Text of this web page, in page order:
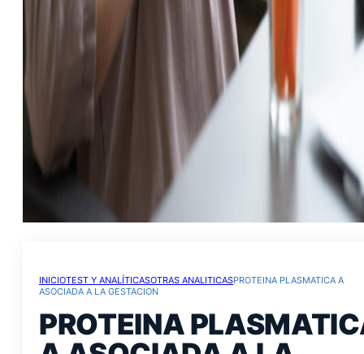
INICIOTEST Y ANALÍTICASOTRAS ANALITICASPROTEINA PLASMATICA A
ASOCIADA A LA GESTACION
PROTEINA